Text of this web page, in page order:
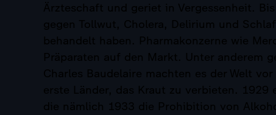
Ärzteschaft und geriet in Vergessenheit.
gegen Tollwut, Cholera, Delirium und
behandelt haben. Pharmakonzerne wie
Präparaten auf den Markt. Unter anderem
Charles Baudelaire machten es der Welt
erste Länder, das Kraut zu verbieten. 1929
die nämlich 1933 die Prohibition von